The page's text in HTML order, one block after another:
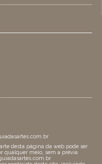
desta página da web pode ser
qualquer meio, sem a prévia